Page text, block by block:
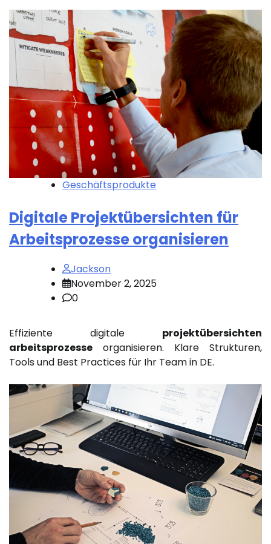
Geschäftsprodukte
Digitale Projektübersichten für
Arbeitsprozesse organisieren
Jackson
November 2, 2025
0
Effiziente digitale projektübersichten
arbeitsprozesse organisieren. Klare Strukturen,
Tools und Best Practices für Ihr Team in DE.